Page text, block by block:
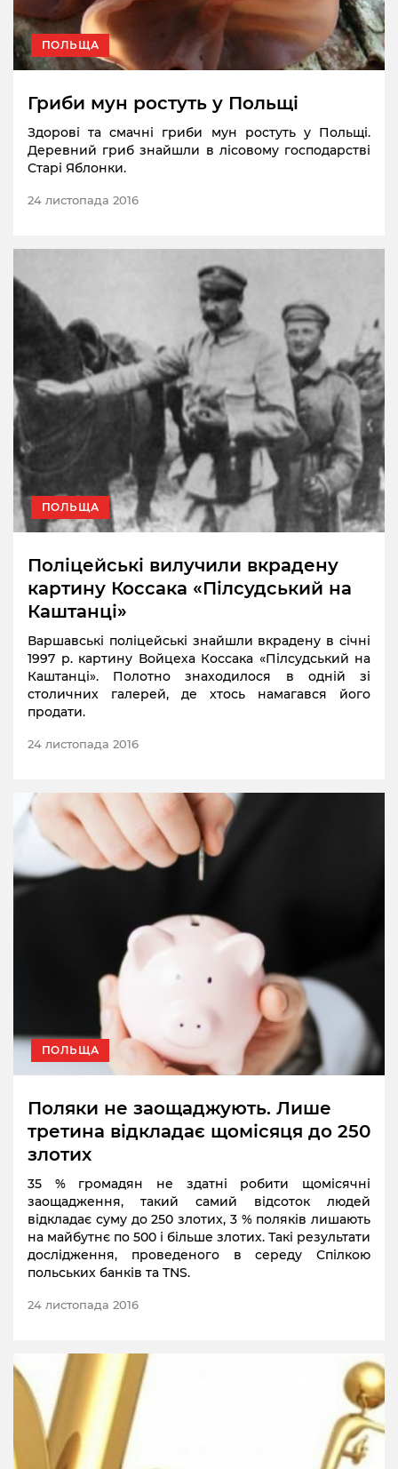
ПОЛЬЩА
Гриби мун ростуть у Польщі
Здорові та смачні гриби мун ростуть у Польщі.
Деревний гриб знайшли в лісовому господарстві
Старі Яблонки.
24 листопада 2016
ПОЛЬЩА
Поліцейські вилучили вкрадену
картину Коссака «Пілсудський на
Каштанці»
Варшавські поліцейські знайшли вкрадену в січні
1997 р. картину Войцеха Коссака «Пілсудський на
Каштанці». Полотно знаходилося в одній зі
столичних галерей, де хтось намагався його
продати.
24 листопада 2016
ПОЛЬЩА
Поляки не заощаджують. Лише
третина відкладає щомісяця до 250
злотих
35 % громадян не здатні робити щомісячні
заощадження, такий самий відсоток людей
відкладає суму до 250 злотих, 3 % поляків лишають
на майбутнє по 500 і більше злотих. Такі результати
дослідження, проведеного в середу Спілкою
польських банків та TNS.
24 листопада 2016